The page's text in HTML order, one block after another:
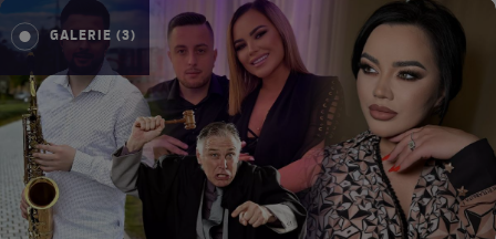
GALERIE (3)